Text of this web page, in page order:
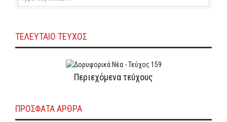
ΤΕΛΕΥΤΑΙΟ ΤΕΥΧΟΣ
Περιεχόμενα τεύχους
ΠΡΌΣΦΑΤΑ ΆΡΘΡΑ